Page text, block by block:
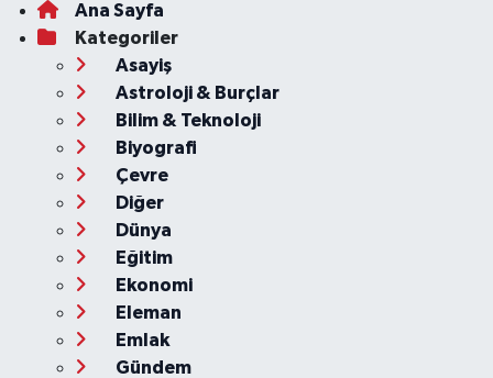
Ana Sayfa
Kategoriler
Asayiş
Astroloji & Burçlar
Bilim & Teknoloji
Biyografi
Çevre
Diğer
Dünya
Eğitim
Ekonomi
Eleman
Emlak
Gündem